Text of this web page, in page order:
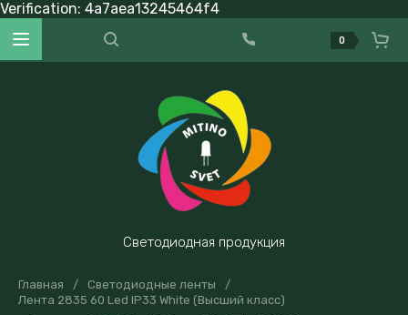
Verification: 4a7aea13245464f4
Светодиодная продукция
0
Главная / Светодиодные ленты
/
Лента 2835 60 Led IP33 White (Высший класс)